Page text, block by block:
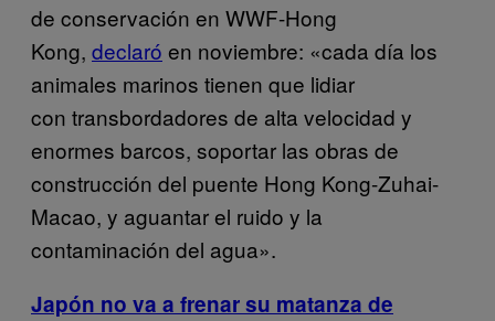
de conservación en WWF-Hong
Kong, declaró en noviembre: «cada día los
animales marinos tienen que lidiar
con transbordadores de alta velocidad y
enormes barcos, soportar las obras de
construcción del puente Hong Kong-Zuhai-
Macao, y aguantar el ruido y la
contaminación del agua».
Japón no va a frenar su matanza de